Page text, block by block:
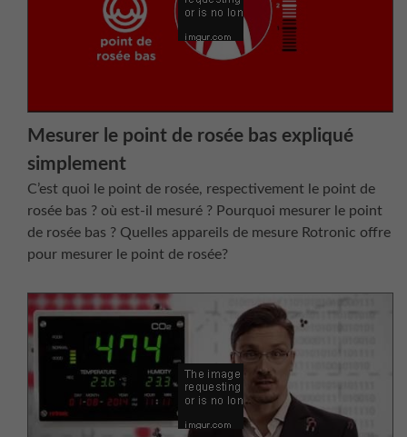
Mesurer le point de rosée bas expliqué
simplement
C’est quoi le point de rosée, respectivement le point de
rosée bas ? où est-il mesuré ? Pourquoi mesurer le point
de rosée bas ? Quelles appareils de mesure Rotronic offre
pour mesurer le point de rosée?